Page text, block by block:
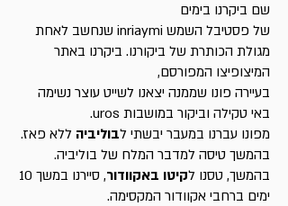
שם ביקרנו בימים
של פסטיבל השמש inriaymi שנחשב לאחת
מגולת הכותרת של ביקורנו. ביקרנו באתר
המיצופיצו המפורסם,
בעיירה פונו שממנה יצאנו לשייט עוצר נשימה
באי טקילה וביקור במושבות uros.
מפונו עברנו במעבר יבשתי לבוליביה ללא פאז.
בהמשך טיסה למדבר המלח של בוליביה.
בהמשך, טסנו לקיטו באקוודור
, סיירנו במשך 10
ימים ברחבי אקוודור המקסימה.